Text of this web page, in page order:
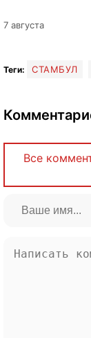
7 августа
Теги: СТАМБУЛ
Все